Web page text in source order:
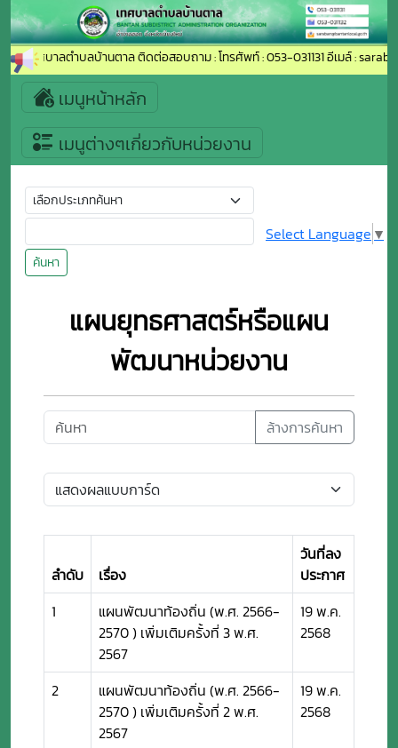
สู่เทศบาลตำบลบ้านตาล ติดต่อสอบถาม : โทรศัพท์ : 053-031131 อีเมล์ :
เมนูหน้าหลัก
เมนูต่างๆเกี่ยวกับหน่วยงาน
ค้นหา
Select Language ▼
แผนยุทธศาสตร์หรือแผน
พัฒนาหน่วยงาน
ล้างการค้นหา
ลำดับ เรื่อง
วันที่ลง
ประกาศ
1
แผนพัฒนาท้องถิ่น (พ.ศ. 2566-
2570 ) เพิ่มเติมครั้งที่ 3 พ.ศ.
2567
19 พ.ค.
2568
2
แผนพัฒนาท้องถิ่น (พ.ศ. 2566-
2570 ) เพิ่มเติมครั้งที่ 2 พ.ศ.
2567
19 พ.ค.
2568